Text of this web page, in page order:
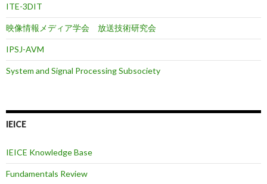
ITE-3DIT
映像情報メディア学会 放送技術研究会
IPSJ-AVM
System and Signal Processing Subsociety
IEICE
IEICE Knowledge Base
Fundamentals Review